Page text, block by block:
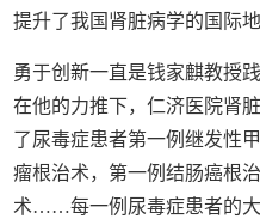
提升了我国肾脏病学的国际
勇于创新一直是钱家麒教授
在他的力推下，仁济医院肾
了尿毒症患者第一例继发性
瘤根治术，第一例结肠癌根
术……每一例尿毒症患者的